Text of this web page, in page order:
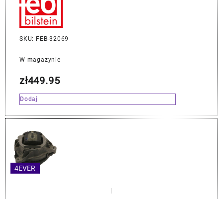
SKU: FEB-32069
W magazynie
zł449.95
Dodaj
4EVER